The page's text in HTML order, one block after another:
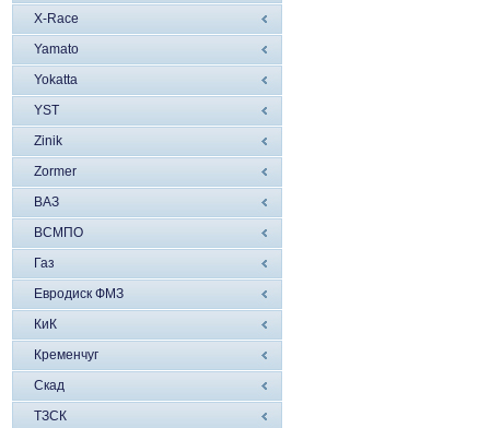
X-Race
Yamato
Yokatta
YST
Zinik
Zormer
ВАЗ
ВСМПО
Газ
Евродиск ФМЗ
КиК
Кременчуг
Скад
ТЗСК